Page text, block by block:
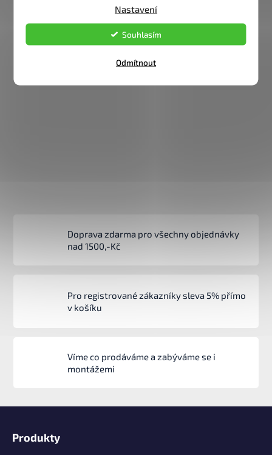
Nastavení
Odmítnout
Souhlasím
Doprava zdarma pro všechny objednávky
nad 1500,-Kč
Pro registrované zákazníky sleva 5% přímo
v košíku
Víme co prodáváme a zabýváme se i
montážemi
Produkty